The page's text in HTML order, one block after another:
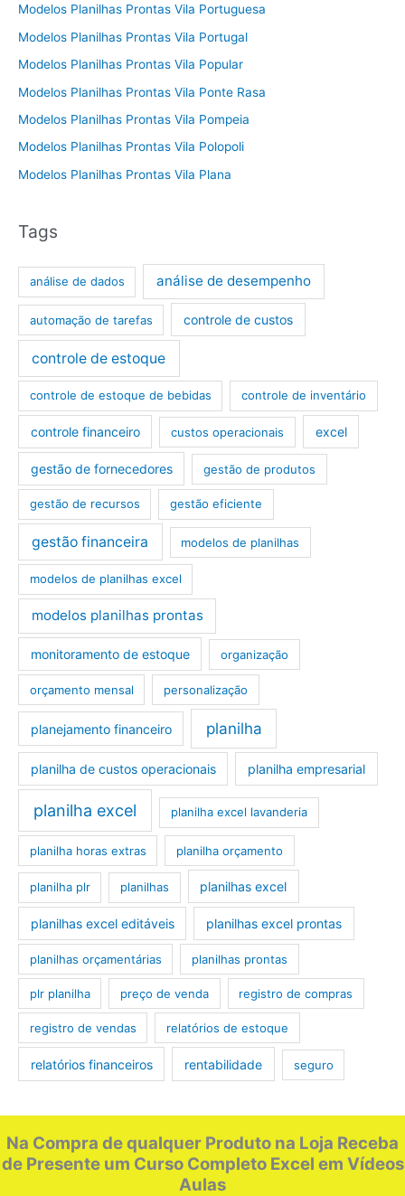
Modelos Planilhas Prontas Vila Portuguesa
Modelos Planilhas Prontas Vila Portugal
Modelos Planilhas Prontas Vila Popular
Modelos Planilhas Prontas Vila Ponte Rasa
Modelos Planilhas Prontas Vila Pompeia
Modelos Planilhas Prontas Vila Polopoli
Modelos Planilhas Prontas Vila Plana
Tags
análise de dados análise de desempenho
automação de tarefas controle de custos
controle de estoque
controle de estoque de bebidas controle de inventário
controle financeiro custos operacionais excel
gestão de fornecedores gestão de produtos
gestão de recursos gestão eficiente
gestão financeira modelos de planilhas
modelos de planilhas excel
modelos planilhas prontas
monitoramento de estoque organização
orçamento mensal personalização
planejamento financeiro planilha
planilha de custos operacionais planilha empresarial
planilha excel planilha excel lavanderia
planilha horas extras planilha orçamento
planilha plr planilhas planilhas excel
planilhas excel editáveis planilhas excel prontas
planilhas orçamentárias planilhas prontas
plr planilha preço de venda registro de compras
registro de vendas relatórios de estoque
relatórios financeiros rentabilidade seguro
Na Compra de qualquer Produto na Loja Receba
de Presente um Curso Completo Excel em Vídeos
Aulas